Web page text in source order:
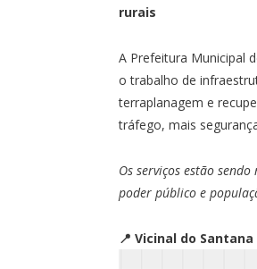
rurais
A Prefeitura Municipal
o trabalho de
terraplanagem e
tráfego, mais
Os serviços estão
poder público e
📍 Vicinal do